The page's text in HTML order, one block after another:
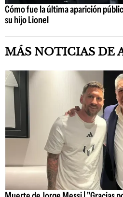
Cómo fue la última aparición
su hijo Lionel
MÁS NOTICIAS DE